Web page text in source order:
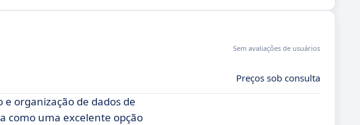
Sem avaliações de usuários
Preços sob consulta
organização de dados de
como uma excelente opção